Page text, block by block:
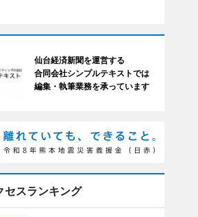
仙台経済新聞を運営する
合同会社シンプルテキストでは
編集・執筆業務を承っています
セスランキング